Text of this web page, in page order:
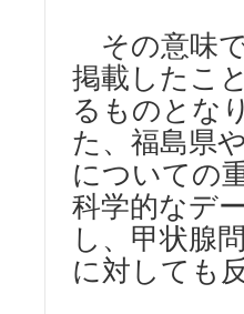
その意味
掲載したこ
るものとな
た、福島県
についての
科学的なデ
し、甲状腺
に対しても